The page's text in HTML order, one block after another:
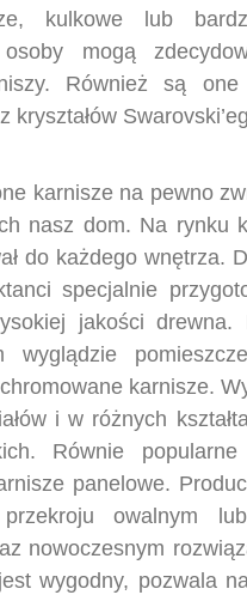
kulkowe lub
osoby mogą
Również są
kryształów
karnisze na pewno
nasz dom. Na rynku
do każdego wnętrza.
specjalnie
jakości
wyglądzie
karnisze.
i w różnych
Równie
panelowe.
owalnym lub
nowoczesnym
wygodny, pozwala